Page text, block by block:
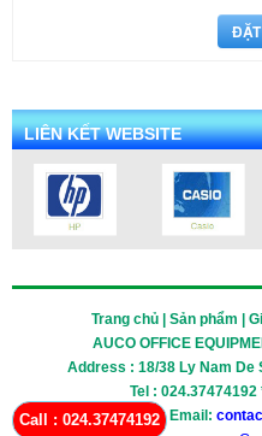
LIÊN KẾT WEBSITE
Trang chủ | Sản phẩm |
AUCO OFFICE
Address : 18/38 Ly Nam De
Tel :
Email:
Call : 024.37474192